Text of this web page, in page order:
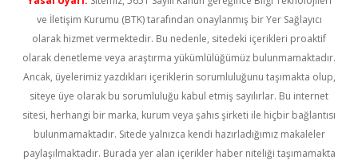
ve İletişim Kurumu (BTK) tarafından onaylanmış bir Yer Sağlayıcı
olarak hizmet vermektedir. Bu nedenle, sitedeki içerikleri proaktif
olarak denetleme veya araştırma yükümlülüğümüz bulunmamaktadır.
Ancak, üyelerimiz yazdıkları içeriklerin sorumluluğunu taşımakta olup,
siteye üye olarak bu sorumluluğu kabul etmiş sayılırlar. Bu internet
sitesi, herhangi bir marka, kurum veya şahıs şirketi ile hiçbir bağlantısı
bulunmamaktadır. Sitede yalnızca kendi hazırladığımız makaleler
paylaşılmaktadır. Burada yer alan içerikler haber niteliği taşımamakta